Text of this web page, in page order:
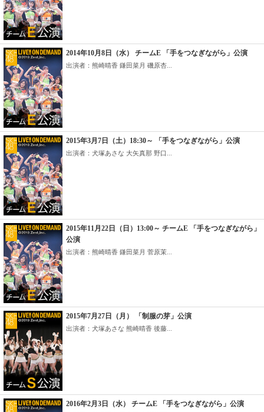
2014年10月8日（水） チームE 「手をつなぎながら」公演
出演者：熊崎晴香 鎌田菜月 磯原杏...
2015年3月7日（土）18:30～ 「手をつなぎながら」公演
出演者：犬塚あさな 大矢真那 野口...
2015年11月22日（日）13:00～ チームE 「手をつなぎながら」
公演
出演者：熊崎晴香 鎌田菜月 菅原茉...
2015年7月27日（月） 「制服の芽」公演
出演者：犬塚あさな 熊崎晴香 後藤...
2016年2月3日（水） チームE 「手をつなぎながら」公演